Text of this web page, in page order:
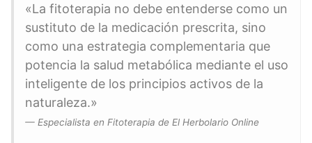
«La fitoterapia no debe entenderse como un
sustituto de la medicación prescrita, sino
como una estrategia complementaria que
potencia la salud metabólica mediante el uso
inteligente de los principios activos de la
naturaleza.»
— Especialista en Fitoterapia de El Herbolario Online